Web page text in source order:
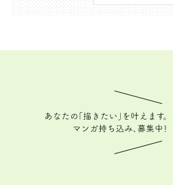
あなたの「描きたい」を
み、募集中！